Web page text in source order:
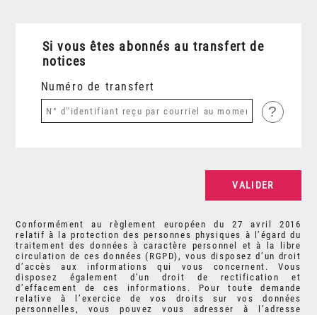
Si vous êtes abonnés au transfert de
notices
Numéro de transfert
?
Conformément au règlement européen du 27 avril 2016
relatif à la protection des personnes physiques à l’égard du
traitement des données à caractère personnel et à la libre
circulation de ces données (RGPD), vous disposez d’un droit
d’accès aux informations qui vous concernent. Vous
disposez également d’un droit de rectification et
d’effacement de ces informations. Pour toute demande
relative à l’exercice de vos droits sur vos données
personnelles, vous pouvez vous adresser à l’adresse